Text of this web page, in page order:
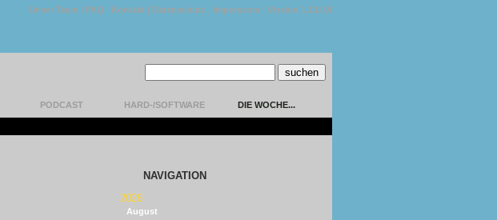
Unser Team | FAQ | Kontakt | Datenschutz | Impressum | Version 1.13.0.9
PODCAST HARD-/SOFTWARE DIE WOCHE...
NAVIGATION
2026
August